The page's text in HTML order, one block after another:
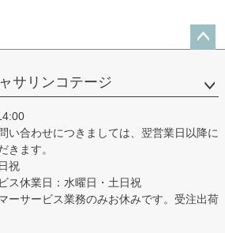
ップ
サリンコテージ
い合わせにつきましては、翌営業日以降に
きます。
祝
ス休業日：水曜日・土日祝
ーサービス業務のみお休みです。受注出荷